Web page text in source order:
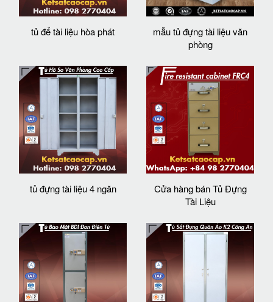
tủ để tài liệu hòa phát
mẫu tủ đựng tài liệu văn
phòng
tủ đựng tài liệu 4 ngăn
Cửa hàng bán Tủ Đựng
Tài Liệu